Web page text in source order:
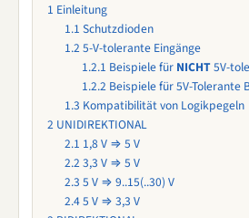
1 Einleitung
1.1 Schutzdioden
1.2 5-V-tolerante Eingänge
1.2.1 Beispiele für NICHT5V-
1.2.2 Beispiele für 5V-Tolerante
1.3 Kompatibilität von Logikpegeln
2 UNIDIREKTIONAL
2.1 1,8 V ⇒ 5 V
2.2 3,3 V ⇒ 5 V
2.3 5 V ⇒ 9..15(..30) V
2.45 V ⇒ 3,3 V